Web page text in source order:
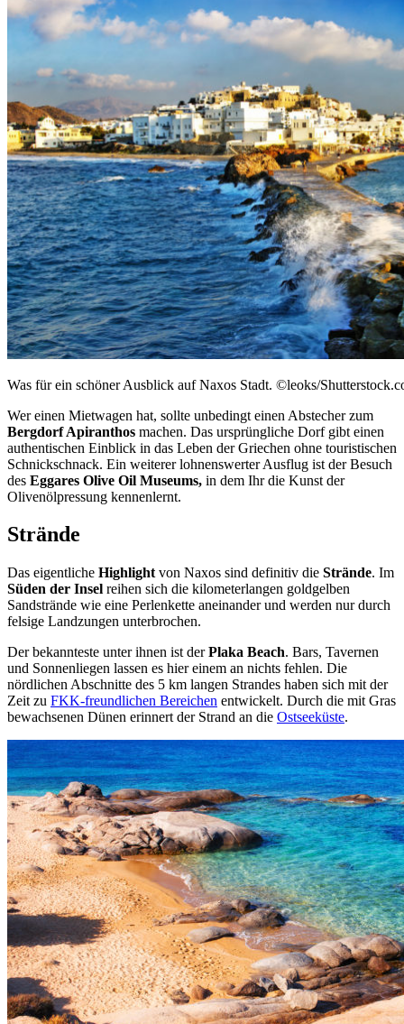
Was für ein schöner Ausblick auf Naxos Stadt. ©leoks/
Wer einen Mietwagen hat, sollte unbedingt einen Abstecher zum
Bergdorf Apiranthos machen. Das ursprüngliche Dorf gibt einen
authentischen Einblick in das Leben der Griechen ohne touristischen
Schnickschnack. Ein weiterer lohnenswerter Ausflug ist der Besuch
des Eggares Olive Oil Museums, in dem Ihr die Kunst der
Olivenölpressung kennenlernt.
Strände
Das eigentliche Highlight von Naxos sind definitiv die Strände. Im
Süden der Insel reihen sich die kilometerlangen goldgelben
Sandstrände wie eine Perlenkette aneinander und werden nur durch
felsige Landzungen unterbrochen.
Der bekannteste unter ihnen ist derPlaka Beach. Bars, Tavernen
und Sonnenliegen lassen es hier einem an nichts fehlen. Die
nördlichen Abschnitte des 5 km langen Strandes haben sich mit der
Zeit zu FKK-freundlichen Bereichen entwickelt. Durch die mit Gras
bewachsenen Dünen erinnert der Strand an die Ostseeküste.